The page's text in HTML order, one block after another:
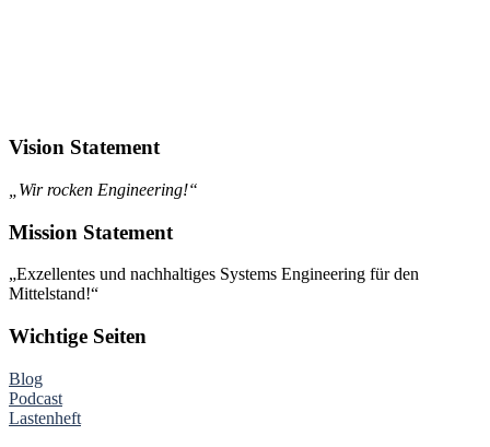
Vision Statement
„Wir rocken Engineering!“
Mission Statement
„Exzellentes und nachhaltiges Systems Engineering für den
Mittelstand!“
Wichtige Seiten
Blog
Podcast
Lastenheft